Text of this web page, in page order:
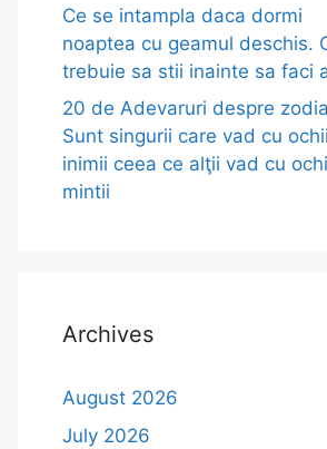
Ce se intampla daca dormi
noaptea cu geamul deschis.
trebuie sa stii inainte sa faci
20 de Adevaruri despre
Sunt singurii care vad cu ochii
inimii ceea ce alţii vad cu
mintii
Archives
August 2026
July 2026